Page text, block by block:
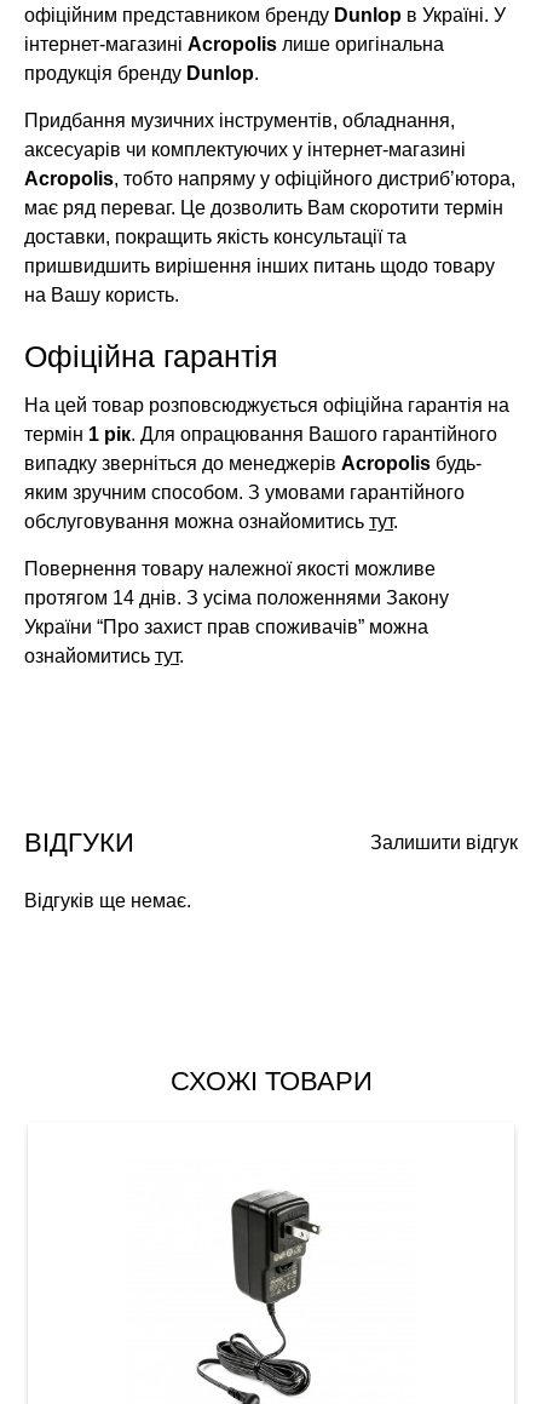
офіційним представником бренду Dunlop в Україні. У
інтернет-магазині Acropolis лише оригінальна
продукція бренду Dunlop.
Придбання музичних інструментів, обладнання,
аксесуарів чи комплектуючих у інтернет-магазині
Acropolis, тобто напряму у офіційного дистриб’ютора,
має ряд переваг. Це дозволить Вам скоротити термін
доставки, покращить якість консультації та
пришвидшить вирішення інших питань щодо товару
на Вашу користь.
Офіційна гарантія
На цей товар розповсюджується офіційна гарантія на
термін 1 рік. Для опрацювання Вашого гарантійного
випадку зверніться до менеджерів Acropolis будь-
яким зручним способом. З умовами гарантійного
обслуговування можна ознайомитись тут.
Повернення товару належної якості можливе
протягом 14 днів. З усіма положеннями Закону
України “Про захист прав споживачів” можна
ознайомитись тут.
Залишити відгук
ВІДГУКИ
Відгуків ще немає.
СХОЖІ ТОВАРИ